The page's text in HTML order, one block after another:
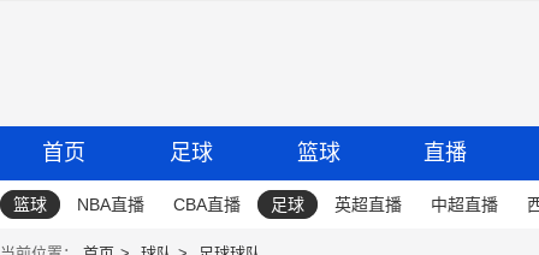
首页 足球 篮球 直播
篮球 NBA直播 CBA直播 足球 英超直播 中超直播